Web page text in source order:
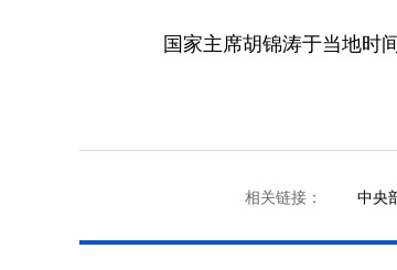
国家主席胡锦涛于当地时间
相关链接： 中央